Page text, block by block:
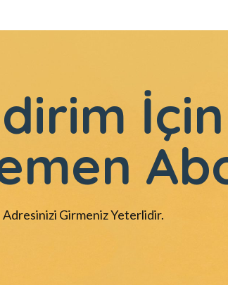
İçin
Adresinizi Girmeniz Yeterlidir.